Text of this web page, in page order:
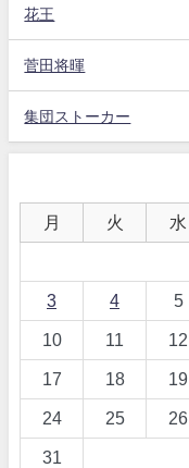
花王
菅田将暉
集団ストーカー
月 火 水
3 4 5
10 11 12
17 18 19
24 25 26
31